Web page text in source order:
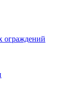
ограждений